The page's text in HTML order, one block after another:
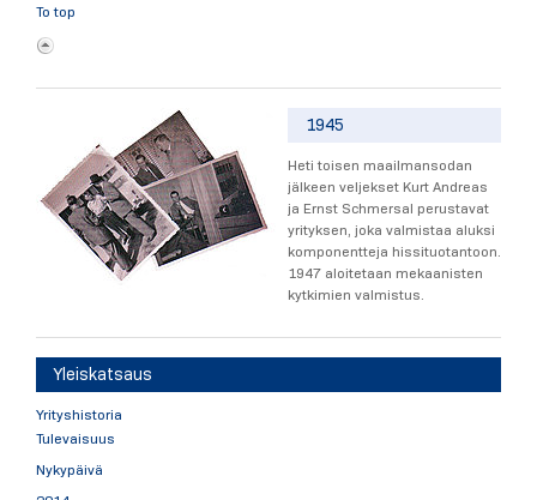
To top
1945
Heti toisen maailmansodan
jälkeen veljekset Kurt Andreas
ja Ernst Schmersal perustavat
yrityksen, joka valmistaa aluksi
komponentteja hissituotantoon.
1947 aloitetaan mekaanisten
kytkimien valmistus.
Yleiskatsaus
Yrityshistoria
Tulevaisuus
Nykypäivä